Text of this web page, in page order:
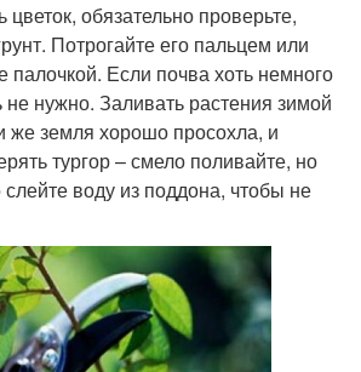
обязательно проверьте,
Потрогайте его пальцем или
палочкой. Если почва хоть немного
нужно. Заливать растения зимой
же земля хорошо просохла, и
тургор – смело поливайте, но
слейте воду из поддона, чтобы не